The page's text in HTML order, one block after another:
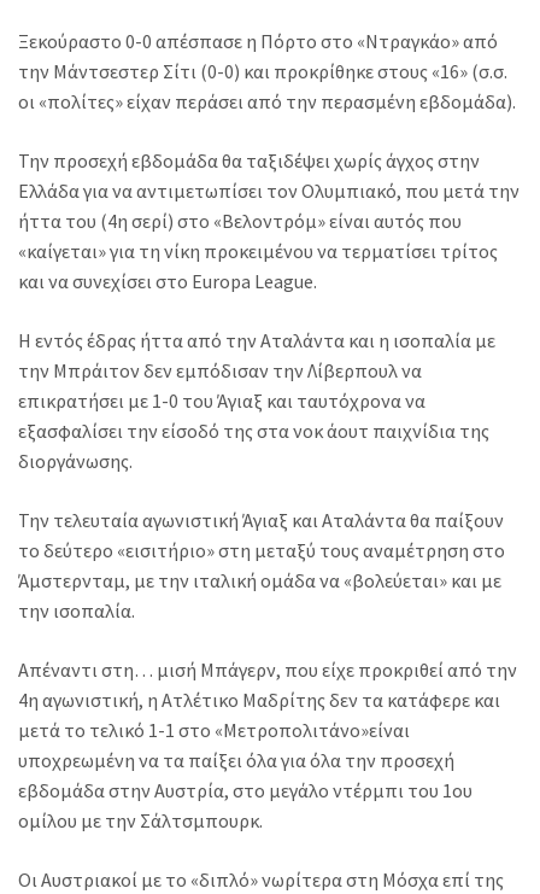
Ξεκούραστο 0-0 απέσπασε η Πόρτο στο «Ντραγκάο» από
την Μάντσεστερ Σίτι (0-0) και προκρίθηκε στους «16» (σ.σ.
οι «πολίτες» είχαν περάσει από την περασμένη εβδομάδα).
Την προσεχή εβδομάδα θα ταξιδέψει χωρίς άγχος στην
Ελλάδα για να αντιμετωπίσει τον Ολυμπιακό, που μετά την
ήττα του (4η σερί) στο «Βελοντρόμ» είναι αυτός που
«καίγεται» για τη νίκη προκειμένου να τερματίσει τρίτος
και να συνεχίσει στo Europa League.
Η εντός έδρας ήττα από την Αταλάντα και η ισοπαλία με
την Μπράιτον δεν εμπόδισαν την Λίβερπουλ να
επικρατήσει με 1-0 του Άγιαξ και ταυτόχρονα να
εξασφαλίσει την είσοδό της στα νοκ άουτ παιχνίδια της
διοργάνωσης.
Την τελευταία αγωνιστική Άγιαξ και Αταλάντα θα παίξουν
το δεύτερο «εισιτήριο» στη μεταξύ τους αναμέτρηση στο
Άμστερνταμ, με την ιταλική ομάδα να «βολεύεται» και με
την ισοπαλία.
Απέναντι στη… μισή Μπάγερν, που είχε προκριθεί από την
4η αγωνιστική, η Ατλέτικο Μαδρίτης δεν τα κατάφερε και
μετά το τελικό 1-1 στο «Μετροπολιτάνο»είναι
υποχρεωμένη να τα παίξει όλα για όλα την προσεχή
εβδομάδα στην Αυστρία, στο μεγάλο ντέρμπι του 1ου
ομίλου με την Σάλτσμπουρκ.
Οι Αυστριακοί με το «διπλό» νωρίτερα στη Μόσχα επί της